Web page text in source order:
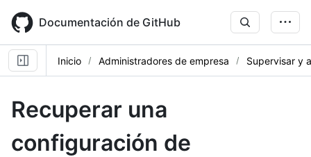
main
content
Documentación de GitHub
Inicio Administradores de empresa Supervisar y
Recuperar una
configuración de